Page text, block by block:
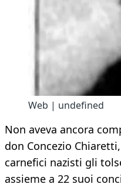
Web | undefined
Non aveva ancora
don Concezio
carnefici nazisti gli
assieme a 22 suoi